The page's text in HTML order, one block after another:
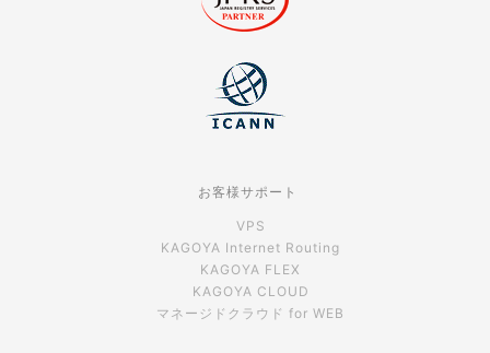
お客様サポート
VPS
KAGOYA Internet Routing
KAGOYA FLEX
KAGOYA CLOUD
マネージドクラウド for WEB